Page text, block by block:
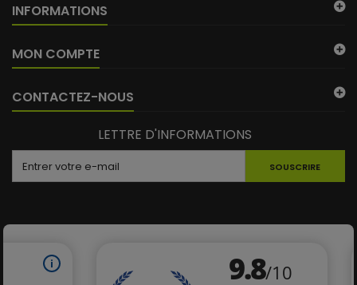
INFORMATIONS
MON COMPTE
CONTACTEZ-NOUS
LETTRE D'INFORMATIONS
SOUSCRIRE